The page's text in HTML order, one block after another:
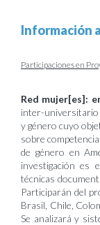
Información
Participaciones en
Red mujer[es]:
inter-universitario
y género cuyo
sobre
de género en
investigación es
técnicas
Participarán del
Brasil, Chile,
Se analizará y